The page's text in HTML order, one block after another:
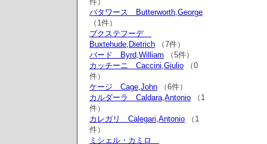
バタワース Butterworth,George
（1件）
ブクステフーデ
Buxtehude,Dietrich （7件）
バード Byrd,William （5件）
カッチーニ Caccini,Giulio （0
件）
ケージ Cage,John （6件）
カルダーラ Caldara,Antonio （1
件）
カレガリ Calegari,Antonio （1
件）
ミシェル・カミロ